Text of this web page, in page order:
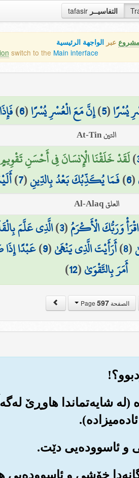
tafasir التفاسيــر
عبر الواجهة الرئيسية
switch to the Main interface
يُسْرًا(
5
)إِنَّ مَعَ الْعُسْرِ يُسْرًا(
6
)
التين At-Tin
)لَقَدْ خَلَقْنَا الْإِنسَانَ فِي أَحْسَنِ تَقْوِيمٍ
(
6
)فَمَا يُكَذِّبُكَ بَعْدُ بِالدِّينِ(
7
)
العلق Al-Alaq
اقْرَأْ وَرَبُّكَ الْأَكْرَمُ(
3
)الَّذِي عَلَّمَ
(
8
)أَرَأَيْتَ الَّذِي يَنْهَىٰ(
9
)عَبْدًا
أَمَرَ بِالتَّقْوَىٰ(
12
)
الصفحة Page597
(له شایه‌تماندا هاوڕێ